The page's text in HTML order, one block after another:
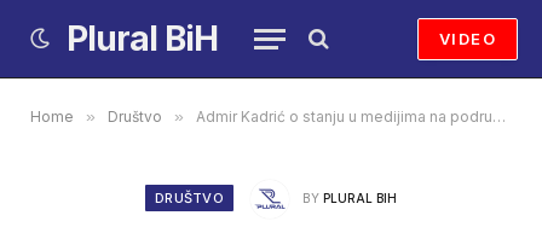
Plural BiH VIDEO
Home » Društvo » Admir Kadrić o stanju u medijima na području Brčko distrikta i BiH
DRUŠTVO BY PLURAL BIH